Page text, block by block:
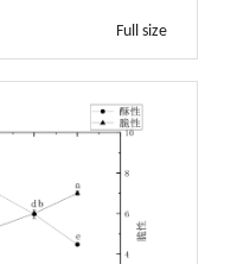
Full size